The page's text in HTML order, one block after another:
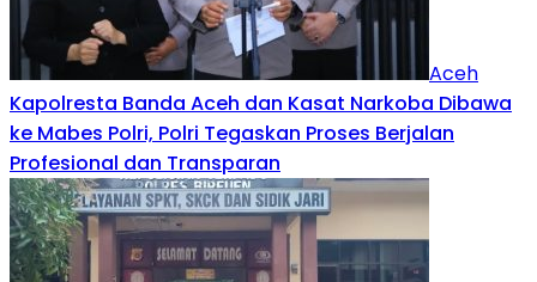
Aceh
Kapolresta Banda Aceh dan Kasat Narkoba Dibawa
ke Mabes Polri, Polri Tegaskan Proses Berjalan
Profesional dan Transparan